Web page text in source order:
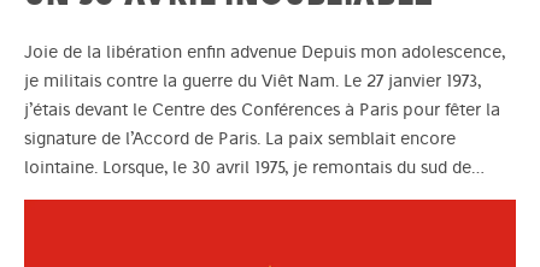
Joie de la libération enfin advenue Depuis mon adolescence,
je militais contre la guerre du Viêt Nam. Le 27 janvier 1973,
j’étais devant le Centre des Conférences à Paris pour fêter la
signature de l’Accord de Paris. La paix semblait encore
lointaine. Lorsque, le 30 avril 1975, je remontais du sud de…